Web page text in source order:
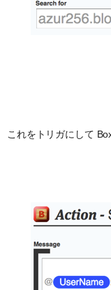
これをトリガにして